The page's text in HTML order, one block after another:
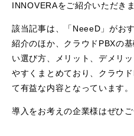
INNOVERAをご紹介いただきま
該当記事は、「NeeeD」がお
紹介のほか、クラウドPBXの
い選び方、メリット、デメリ
やすくまとめており、クラウ
て有益な内容となっています。
導入をお考えの企業様はぜひご